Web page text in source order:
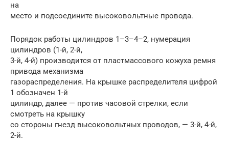
на
место и подсоедините высоковольтные провода.
Порядок работы цилиндров 1–3–4–2, нумерация
цилиндров (1-й, 2-й,
3-й, 4-й) производится от пластмассового кожуха ремня
привода механизма
газораспределения. На крышке распределителя цифрой
1 обозначен 1-й
цилиндр, далее — против часовой стрелки, если
смотреть на крышку
со стороны гнезд высоковольтных проводов, — 3-й, 4-й,
2-й.